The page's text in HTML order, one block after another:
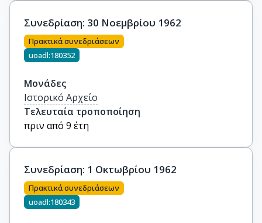
Συνεδρίαση: 30 Νοεμβρίου 1962
Πρακτικά συνεδριάσεων
uoadl:180352
Μονάδες
Ιστορικό Αρχείο
Τελευταία τροποποίηση
πριν από 9 έτη
Συνεδρίαση: 1 Οκτωβρίου 1962
Πρακτικά συνεδριάσεων
uoadl:180343